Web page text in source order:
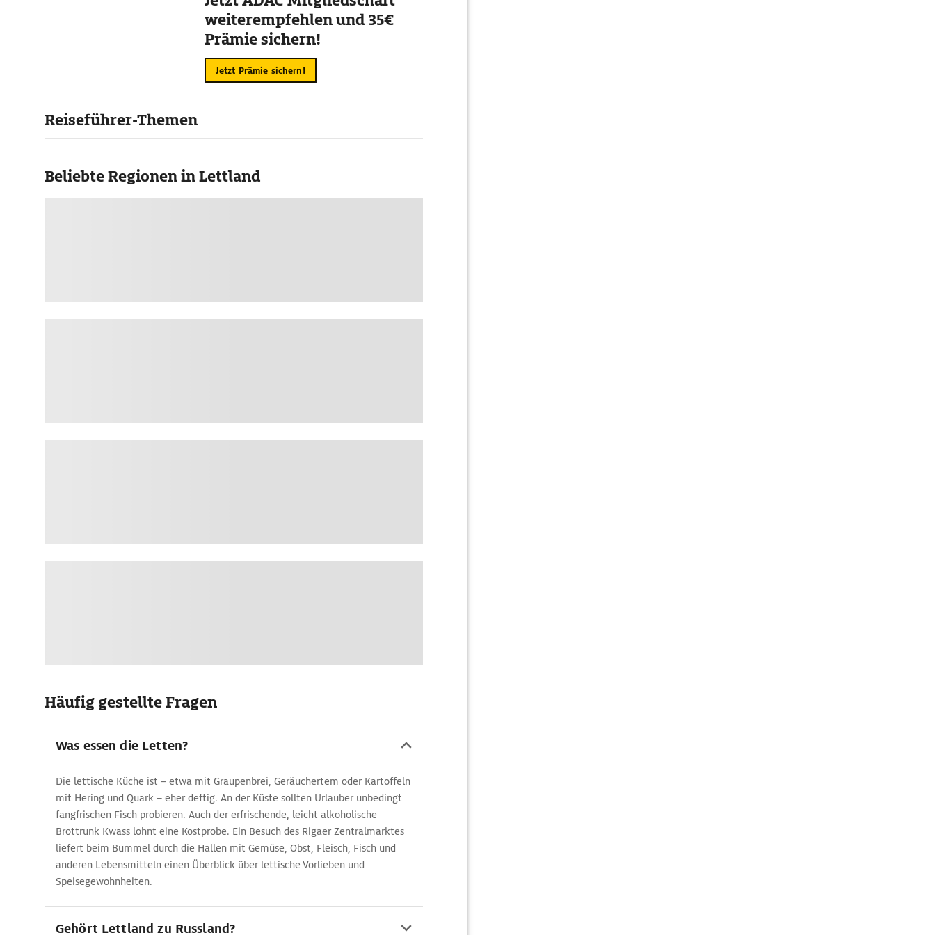
weiterempfehlen und 35€
Prämie sichern!
Jetzt Prämie sichern!
Reiseführer-Themen
Beliebte Regionen in Lettland
Häufig gestellte Fragen
Was essen die Letten?
Die lettische Küche ist – etwa mit Graupenbrei, Geräuchertem oder Kartoffeln
mit Hering und Quark – eher deftig. An der Küste sollten Urlauber unbedingt
fangfrischen Fisch probieren. Auch der erfrischende, leicht alkoholische
Brottrunk Kwass lohnt eine Kostprobe. Ein Besuch des Rigaer Zentralmarktes
liefert beim Bummel durch die Hallen mit Gemüse, Obst, Fleisch, Fisch und
anderen Lebensmitteln einen Überblick über lettische Vorlieben und
Speisegewohnheiten.
Gehört Lettland zu Russland?